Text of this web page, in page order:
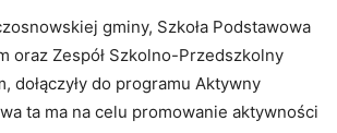
gminy, Szkoła Podstawowa
oraz Zespół Szkolno-Przedszkolny
dołączyły do programu Aktywny
ta ma na celu promowanie aktywności